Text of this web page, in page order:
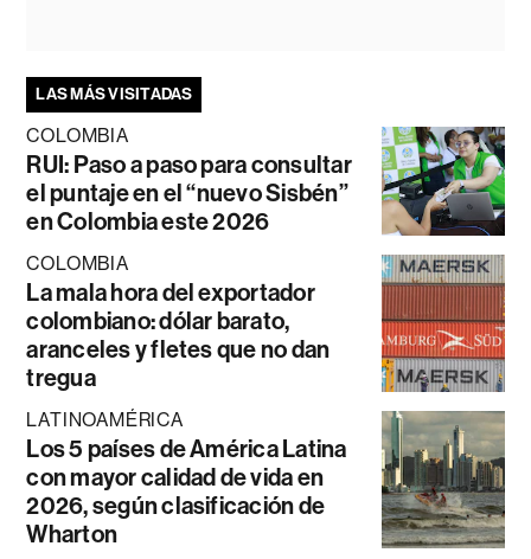
LAS MÁS VISITADAS
COLOMBIA
RUI: Paso a paso para consultar
el puntaje en el “nuevo Sisbén”
en Colombia este 2026
COLOMBIA
La mala hora del exportador
colombiano: dólar barato,
aranceles y fletes que no dan
tregua
LATINOAMÉRICA
Los 5 países de América Latina
con mayor calidad de vida en
2026, según clasificación de
Wharton